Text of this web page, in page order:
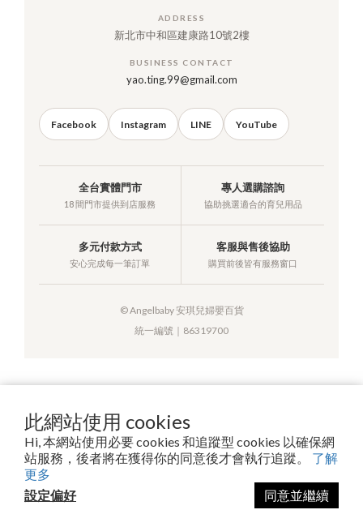
此網站使用 cookies
Hi, 本網站使用必要 cookies 和追蹤型 cookies 以確保網
站服務，後者將在獲得你的同意後才會執行追蹤。 了解
更多
設定偏好
同意並繼續
ADDRESS
新北市中和區建康路10號2樓
BUSINESS CONTACT
yao.ting.99@gmail.com
Facebook Instagram LINE YouTube
全台實體門市
18 間門市提供到店服務
專人選購諮詢
協助挑選適合的育兒用品
多元付款方式
安心完成每一筆訂單
客服與售後協助
購買前後皆有服務窗口
© Angelbaby 安琪兒婦嬰百貨
統一編號｜86319700
提醒您，我們不會以電話或簡訊方式通知變更付款方式。
Copyright© 2026 安琪兒百貨有限公司